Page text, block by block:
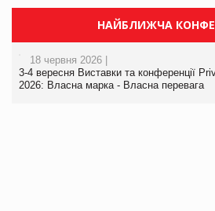
НАЙБЛИЖЧА
18 червня 2026 |
3-4 вересня Виставки та конференції
2026: Власна марка - Власна перевага